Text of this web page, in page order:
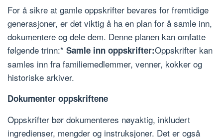
For å sikre at gamle oppskrifter bevares for fremtidige
generasjoner, er det viktig å ha en plan for å samle inn,
dokumentere og dele dem. Denne planen kan omfatte
følgende trinn:* Samle inn oppskrifter:Oppskrifter kan
samles inn fra familiemedlemmer, venner, kokker og
historiske arkiver.
Dokumenter oppskriftene
Oppskrifter bør dokumenteres nøyaktig, inkludert
ingredienser, mengder og instruksjoner. Det er også